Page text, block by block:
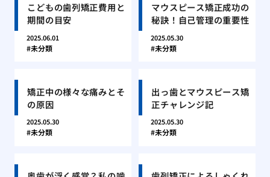
こどもの歯列矯正費用と
期間の目安
2025.06.01
未分類
マウスピース矯正成功の
秘訣！自己管理の重要性
2025.05.30
未分類
矯正中の様々な痛みとそ
の原因
2025.05.30
未分類
出っ歯とマウスピース矯
正チャレンジ記
2025.05.30
未分類